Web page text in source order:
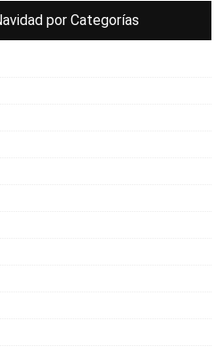
por Categorías